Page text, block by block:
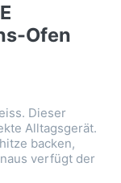
Ofen
Dieser
Alltagsgerät.
backen,
verfügt der